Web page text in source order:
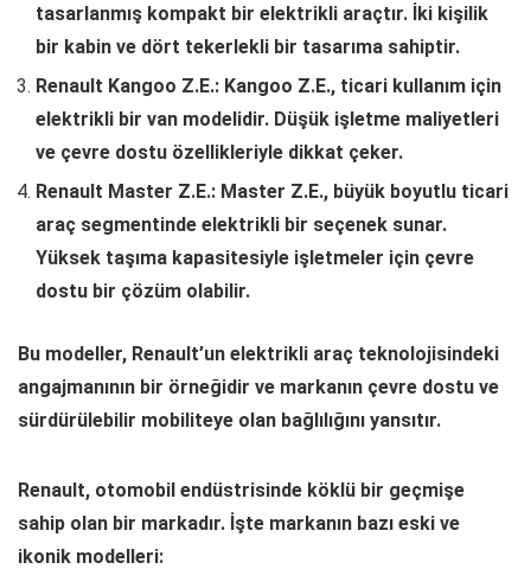
tasarlanmış kompakt bir elektrikli araçtır. İki kişilik
bir kabin ve dört tekerlekli bir tasarıma sahiptir.
Renault Kangoo Z.E.: Kangoo Z.E., ticari kullanım için
elektrikli bir van modelidir. Düşük işletme maliyetleri
ve çevre dostu özellikleriyle dikkat çeker.
Renault Master Z.E.: Master Z.E., büyük boyutlu ticari
araç segmentinde elektrikli bir seçenek sunar.
Yüksek taşıma kapasitesiyle işletmeler için çevre
dostu bir çözüm olabilir.
Bu modeller, Renault’un elektrikli araç teknolojisindeki
angajmanının bir örneğidir ve markanın çevre dostu ve
sürdürülebilir mobiliteye olan bağlılığını yansıtır.
Renault, otomobil endüstrisinde köklü bir geçmişe
sahip olan bir markadır. İşte markanın bazı eski ve
ikonik modelleri: